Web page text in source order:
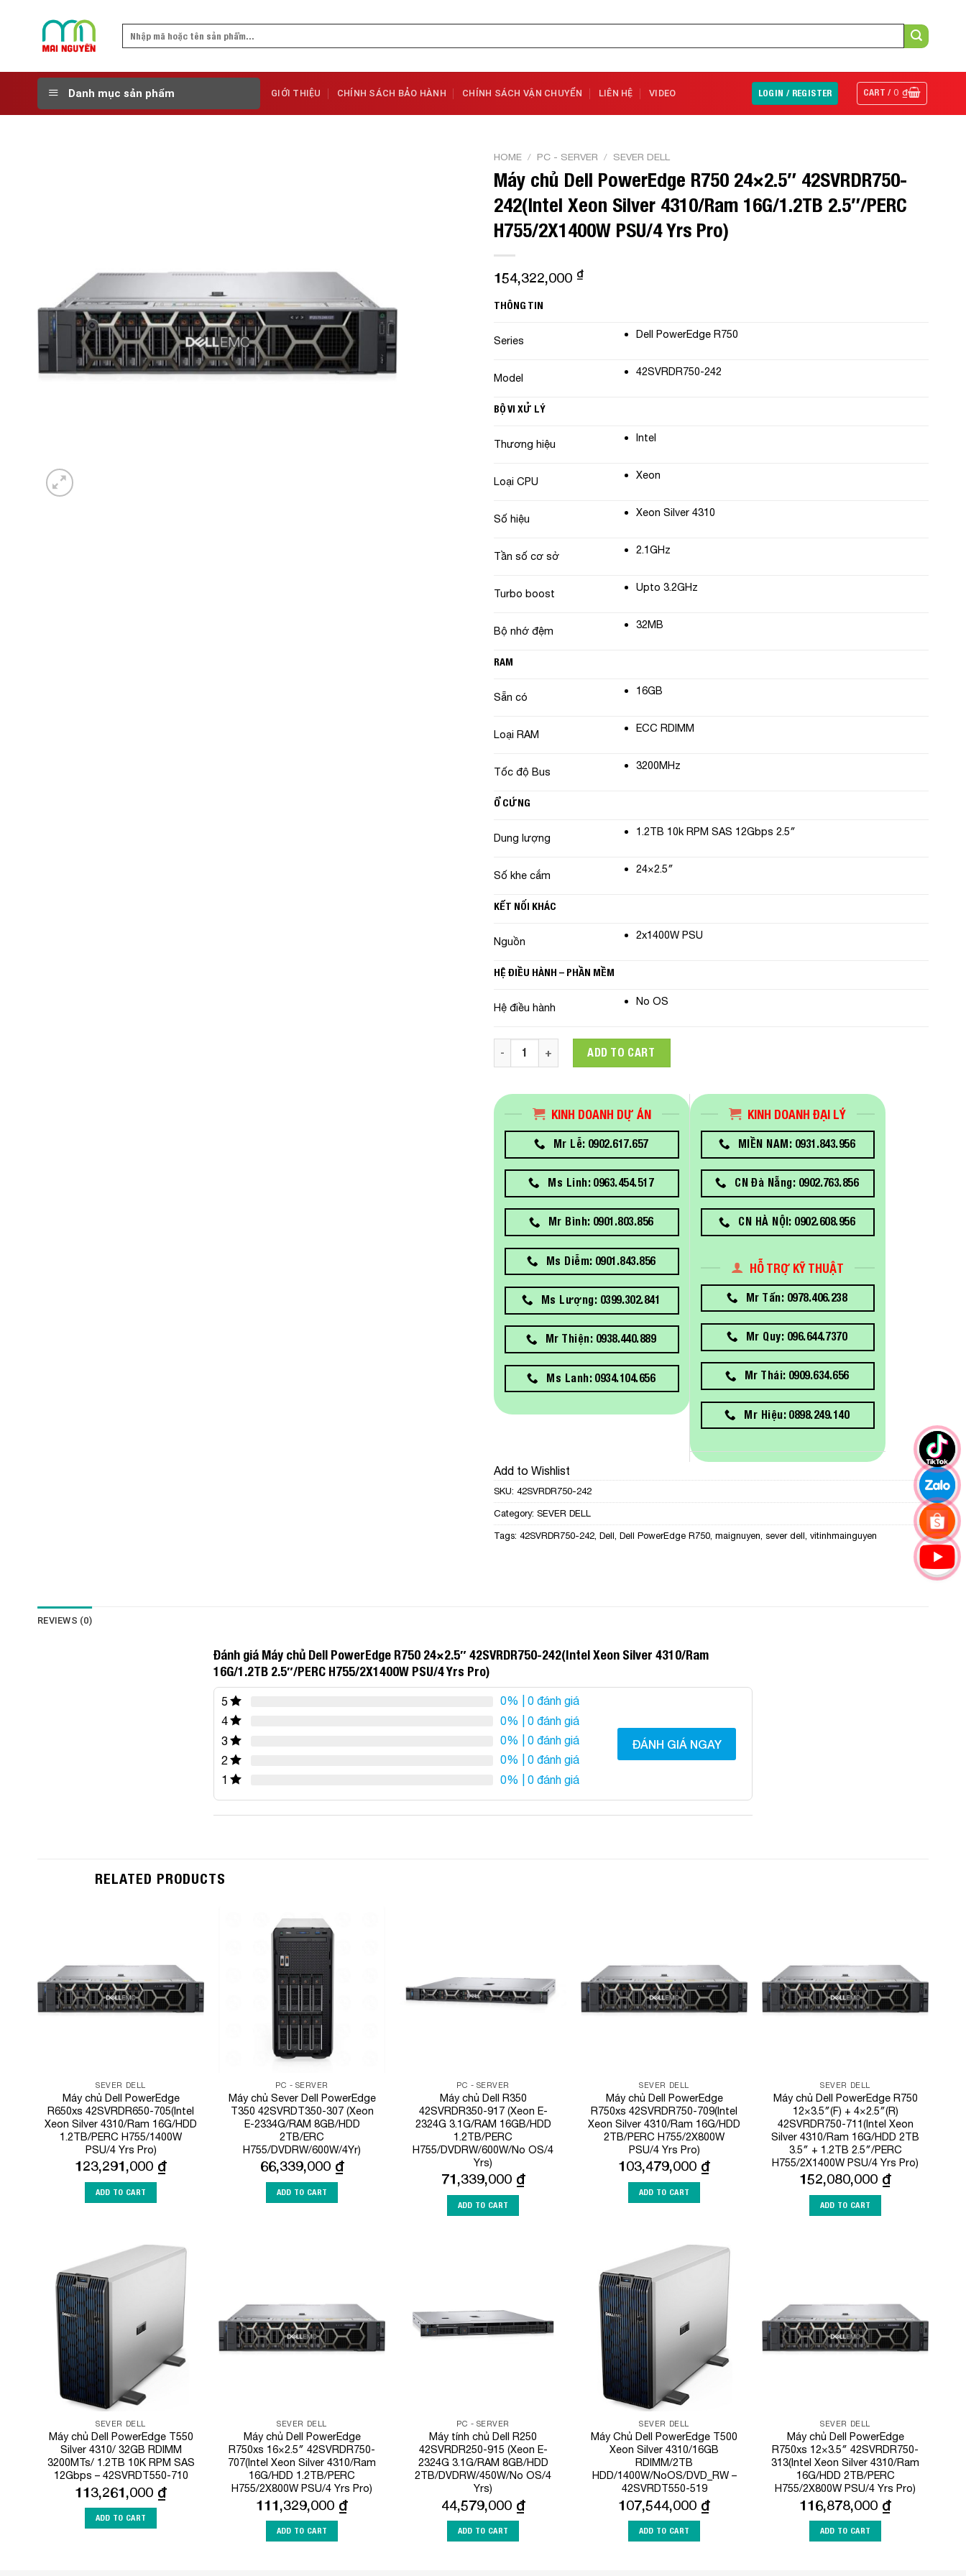
Search
Danh mục sản phẩm GIỚI THIỆU CHÍNH SÁCH BẢO HÀNH CHÍNH SÁCH VẬN CHUYỂN LIÊN HỆ VIDEO LOGIN / REGISTER CART /0₫
HOME / PC - SERVER / SEVER DELL
Máy chủ Dell PowerEdge R750 24×2.5″ 42SVRDR750-
242(Intel Xeon Silver 4310/Ram 16G/1.2TB 2.5″/PERC
H755/2X1400W PSU/4 Yrs Pro)
154,322,000 ₫
THÔNG TIN
Series
Dell PowerEdge R750
Model
42SVRDR750-242
BỘ VI XỬ LÝ
Thương hiệu
Intel
Loại CPU
Xeon
Số hiệu
Xeon Silver 4310
Tần số cơ sở
2.1GHz
Turbo boost
Upto 3.2GHz
Bộ nhớ đệm
32MB
RAM
Sẵn có
16GB
Loại RAM
ECC RDIMM
Tốc độ Bus
3200MHz
Ổ CỨNG
Dung lượng
1.2TB 10k RPM SAS 12Gbps 2.5″
Số khe cắm
24×2.5″
KẾT NỐI KHÁC
Nguồn
2x1400W PSU
HỆ ĐIỀU HÀNH – PHẦN MỀM
Hệ điều hành
No OS
Máy chủ Dell PowerEdge R750 24x2.5" 42SVRDR750-242(Intel Xeon Silver 4310/Ram 16G/
ADD TO CART
KINH DOANH DỰ ÁN
Mr Lễ: 0902.617.657
Ms Linh: 0963.454.517
Mr Bình: 0901.803.856
Ms Diễm: 0901.843.856
Ms Lượng: 0399.302.841
Mr Thiện: 0938.440.889
Ms Lanh: 0934.104.656
KINH DOANH ĐẠI LÝ
MIỀN NAM: 0931.843.956
CN Đà Nẵng: 0902.763.856
CN HÀ NỘI: 0902.608.956
HỖ TRỢ KỸ THUẬT
Mr Tấn: 0978.406.238
Mr Quy: 096.644.7370
Mr Thái: 0909.634.656
Mr Hiệu: 0898.249.140
Add to Wishlist
SKU: 42SVRDR750-242
Category: SEVER DELL
Tags: 42SVRDR750-242 Dell Dell PowerEdge R750 maignuyen sever dell vitinhmainguyen
REVIEWS (0)
Đánh giá Máy chủ Dell PowerEdge R750 24×2.5″ 42SVRDR750-242(Intel Xeon Silver 4310/Ram
16G/1.2TB 2.5″/PERC H755/2X1400W PSU/4 Yrs Pro)
5 0% | 0 đánh giá
4
0% | 0 đánh giá
3
0% | 0 đánh giá
2
0% | 0 đánh giá
1
0% | 0 đánh giá
ĐÁNH GIÁ NGAY
RELATED PRODUCTS
SEVER DELL
Máy chủ Dell PowerEdge
R650xs 42SVRDR650-705(Intel
Xeon Silver 4310/Ram 16G/HDD
1.2TB/PERC H755/1400W
PSU/4 Yrs Pro)
123,291,000 ₫
ADD TO CART
PC - SERVER
Máy chủ Sever Dell PowerEdge
T350 42SVRDT350-307 (Xeon
E-2334G/RAM 8GB/HDD
2TB/ERC
H755/DVDRW/600W/4Yr)
66,339,000 ₫
ADD TO CART
PC - SERVER
Máy chủ Dell R350
42SVRDR350-917 (Xeon E-
2324G 3.1G/RAM 16GB/HDD
1.2TB/PERC
H755/DVDRW/600W/No OS/4
Yrs)
71,339,000 ₫
ADD TO CART
SEVER DELL
Máy chủ Dell PowerEdge
R750xs 42SVRDR750-709(Intel
Xeon Silver 4310/Ram 16G/HDD
2TB/PERC H755/2X800W
PSU/4 Yrs Pro)
103,479,000 ₫
ADD TO CART
SEVER DELL
Máy chủ Dell PowerEdge R750
12×3.5″(F) + 4×2.5″(R)
42SVRDR750-711(Intel Xeon
Silver 4310/Ram 16G/HDD 2TB
3.5″ + 1.2TB 2.5″/PERC
H755/2X1400W PSU/4 Yrs Pro)
152,080,000 ₫
ADD TO CART
Wishlist
SEVER DELL
Máy chủ Dell PowerEdge T550
Silver 4310/ 32GB RDIMM
3200MTs/ 1.2TB 10K RPM SAS
12Gbps – 42SVRDT550-710
113,261,000 ₫
ADD TO CART
SEVER DELL
Máy chủ Dell PowerEdge
R750xs 16×2.5″ 42SVRDR750-
707(Intel Xeon Silver 4310/Ram
16G/HDD 1.2TB/PERC
H755/2X800W PSU/4 Yrs Pro)
111,329,000 ₫
ADD TO CART
PC - SERVER
Máy tính chủ Dell R250
42SVRDR250-915 (Xeon E-
2324G 3.1G/RAM 8GB/HDD
2TB/DVDRW/450W/No OS/4
Yrs)
44,579,000 ₫
ADD TO CART
SEVER DELL
Máy Chủ Dell PowerEdge T500
Xeon Silver 4310/16GB
RDIMM/2TB
HDD/1400W/NoOS/DVD_RW –
42SVRDT550-519
107,544,000 ₫
ADD TO CART
SEVER DELL
Máy chủ Dell PowerEdge
R750xs 12×3.5″ 42SVRDR750-
313(Intel Xeon Silver 4310/Ram
16G/HDD 2TB/PERC
H755/2X800W PSU/4 Yrs Pro)
116,878,000 ₫
ADD TO CART